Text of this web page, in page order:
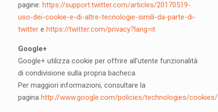
pagine: https://support.twitter.com/articles/20170519-
uso-dei-cookie-e-di-altre-tecnologie-simili-da-parte-di-
twittere https://twitter.com/privacy?lang=it
Google+
Google+ utilizza cookie per offrire all’utente funzionalità
di condivisione sulla propria bacheca.
Per maggiori informazioni, consultare la
pagina http://www.google.com/policies/technologies/cookies/